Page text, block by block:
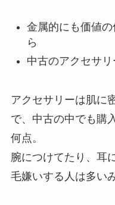
金属的にも価値
ら
中古のアクセサ
アクセサリーは肌に
で、中古の中でも購
何点。
腕につけてたり、耳
毛嫌いする人は多い